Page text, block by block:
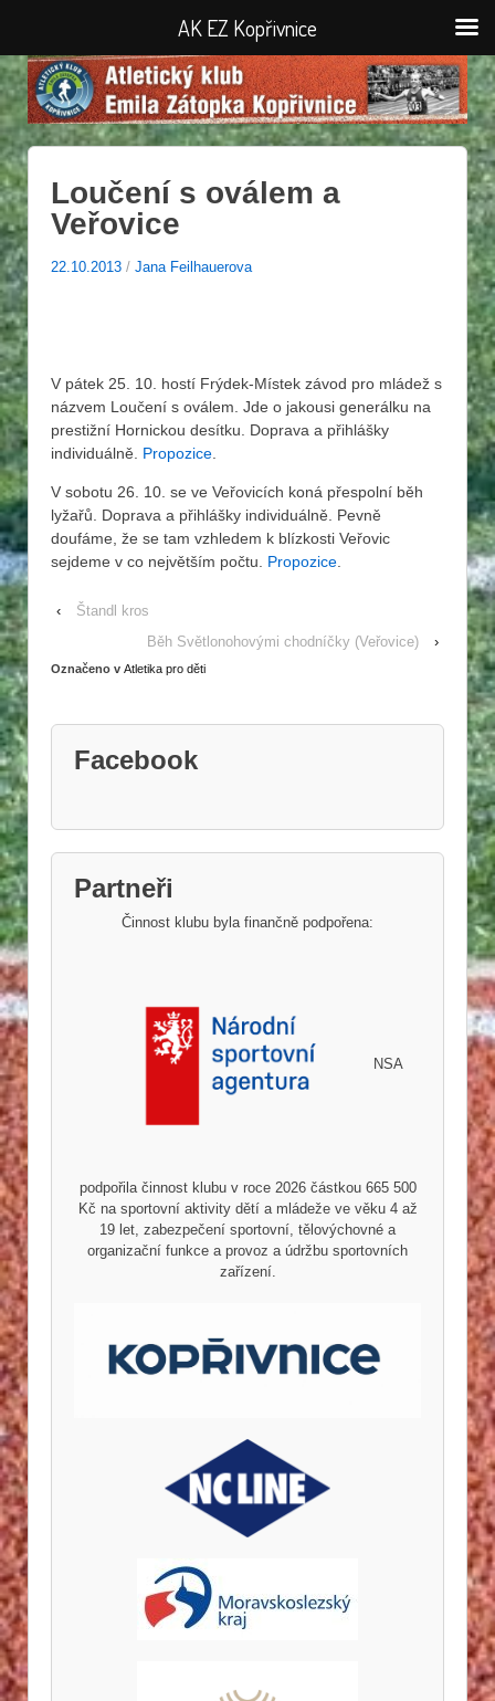
Loučení s oválem a
Veřovice
22.10.2013 / Jana Feilhauerova
V pátek 25. 10. hostí Frýdek-Místek závod pro mládež s
názvem Loučení s oválem. Jde o jakousi generálku na
prestižní Hornickou desítku. Doprava a přihlášky
individuálně. Propozice
V sobotu 26. 10. se ve Veřovicích koná přespolní běh
lyžařů. Doprava a přihlášky individuálně. Pevně
doufáme, že se tam vzhledem k blízkosti Veřovic
sejdeme v co největším počtu. Propozice
‹
Štandl kros
Běh Světlonohovými chodníčky (Veřovice)
›
Označeno v Atletika pro děti
Facebook
Partneři
Činnost klubu byla finančně podpořena:
NSA
podpořila činnost klubu v roce 2026 částkou 665 500
Kč na sportovní aktivity dětí a mládeže ve věku 4 až
19 let, zabezpečení sportovní, tělovýchovné a
organizační funkce a provoz a údržbu sportovních
zařízení.
AK EZ Kopřivnice